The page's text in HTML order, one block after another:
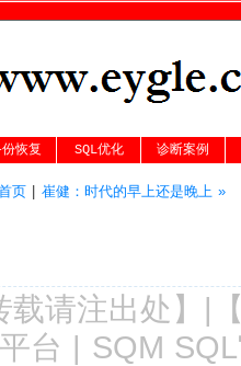
恢复 SQL优化 诊断案例
页| 崔健：时代的早上还是晚上 »
载请注出处 】|
台 | SQM